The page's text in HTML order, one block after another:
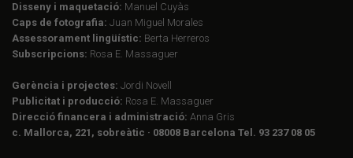
Disseny i maquetació: Manuel Cuyàs
Caps de fotografia: Juan Miguel Morales
Assessorament lingüístic: Berta Herreros
Subscripcions: Rosa E. Massaguer
Gerència i projectes: Jordi Novell
Publicitat i producció: Rosa E. Massaguer
Direcció financera i administració: Anna Gris
c. Mallorca, 221, sobreàtic · 08008 Barcelona Tel. 93 237 08 05